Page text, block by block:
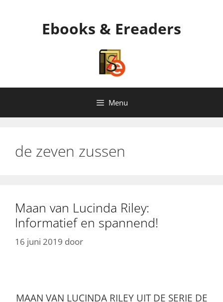
Ebooks & Ereaders
Menu
de zeven zussen
Maan van Lucinda Riley:
Informatief en spannend!
16 juni 2019 door
MAAN VAN LUCINDA RILEY UIT DE SERIE DE